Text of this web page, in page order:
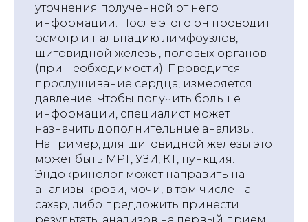
уточнения полученной от него
информации. После этого он проводит
осмотр и пальпацию лимфоузлов,
щитовидной железы, половых органов
(при необходимости). Проводится
прослушивание сердца, измеряется
давление. Чтобы получить больше
информации, специалист может
назначить дополнительные анализы.
Например, для щитовидной железы это
может быть МРТ, УЗИ, КТ, пункция.
Эндокринолог может направить на
анализы крови, мочи, в том числе на
сахар, либо предложить принести